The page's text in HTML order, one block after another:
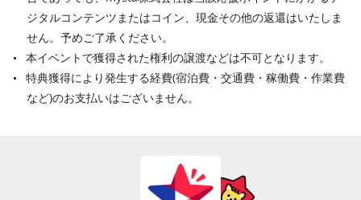
ジタルコンテンツまたはコイン、現金その他の返還はいたしま
せん。予めご了承ください。
本イベントで獲得された権利の譲渡などは不可となります。
特典獲得により発生する経費(宿泊費・交通費・稼働費・作業費
など)のお支払いはございません。